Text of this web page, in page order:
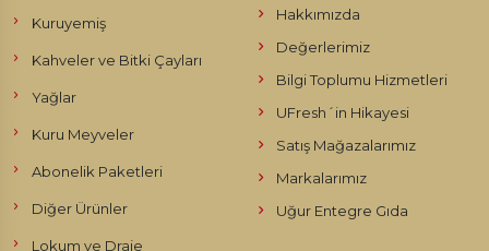
Kuruyemiş
Kahveler ve Bitki Çayları
Yağlar
Kuru Meyveler
Abonelik Paketleri
Diğer Ürünler
Lokum ve Draje
Hakkımızda
Değerlerimiz
Bilgi Toplumu Hizmetleri
UFresh´in Hikayesi
Satış Mağazalarımız
Markalarımız
Uğur Entegre Gıda